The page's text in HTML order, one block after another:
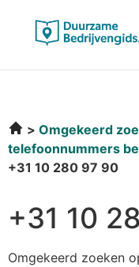
Omgekeerd
telefoonnummers
+31 10 280 97 90
+31 10
Omgekeerd zoeken